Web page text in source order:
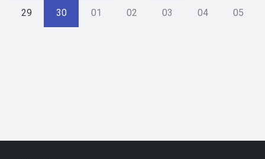
29 30 01 02 03 04 05